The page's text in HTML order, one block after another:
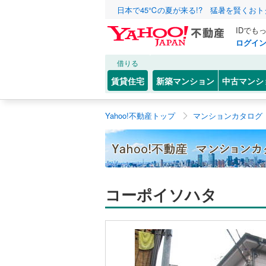
日本で45℃の夏が来る!? 猛暑を賢くおト
IDでも
ログイン
借りる
賃貸住宅 新築マンション 中古マンシ
Yahoo!不動産トップ マンションカタログ
コーポイソハタ